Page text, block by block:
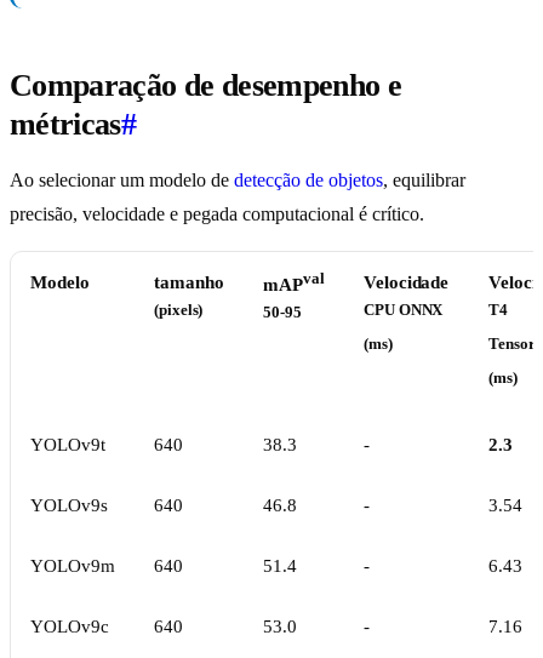
Comparação de desempenho e
métricas#
Ao selecionar um modelo de detecção de objetos, equilibrar
precisão, velocidade e pegada computacional é crítico.
Modelo tamanho
(pixels)
mAPval
50-95
Velocidade
CPU ONNX
(ms)
T4
(ms)
YOLOv9t 640 38.3 - 2.3
YOLOv9s 640 46.8 - 3.54
YOLOv9m 640 51.4 - 6.43
YOLOv9c 640 53.0 - 7.16